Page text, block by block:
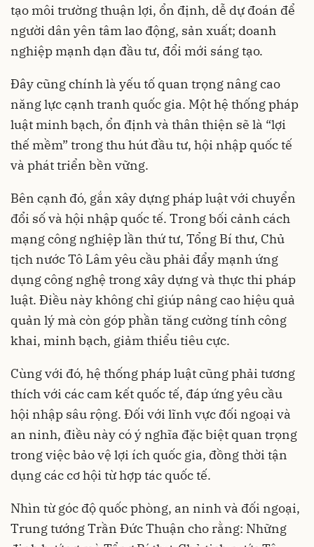
tạo môi trường thuận lợi, ổn định, dễ dự đoán để
người dân yên tâm lao động, sản xuất; doanh
nghiệp mạnh dạn đầu tư, đổi mới sáng tạo.
Đây cũng chính là yếu tố quan trọng nâng cao
năng lực cạnh tranh quốc gia. Một hệ thống pháp
luật minh bạch, ổn định và thân thiện sẽ là “lợi
thế mềm” trong thu hút đầu tư, hội nhập quốc tế
và phát triển bền vững.
Bên cạnh đó, gắn xây dựng pháp luật với chuyển
đổi số và hội nhập quốc tế. Trong bối cảnh cách
mạng công nghiệp lần thứ tư, Tổng Bí thư, Chủ
tịch nước Tô Lâm yêu cầu phải đẩy mạnh ứng
dụng công nghệ trong xây dựng và thực thi pháp
luật. Điều này không chỉ giúp nâng cao hiệu quả
quản lý mà còn góp phần tăng cường tính công
khai, minh bạch, giảm thiểu tiêu cực.
Cùng với đó, hệ thống pháp luật cũng phải tương
thích với các cam kết quốc tế, đáp ứng yêu cầu
hội nhập sâu rộng. Đối với lĩnh vực đối ngoại và
an ninh, điều này có ý nghĩa đặc biệt quan trọng
trong việc bảo vệ lợi ích quốc gia, đồng thời tận
dụng các cơ hội từ hợp tác quốc tế.
Nhìn từ góc độ quốc phòng, an ninh và đối ngoại,
Trung tướng Trần Đức Thuận cho rằng: Những